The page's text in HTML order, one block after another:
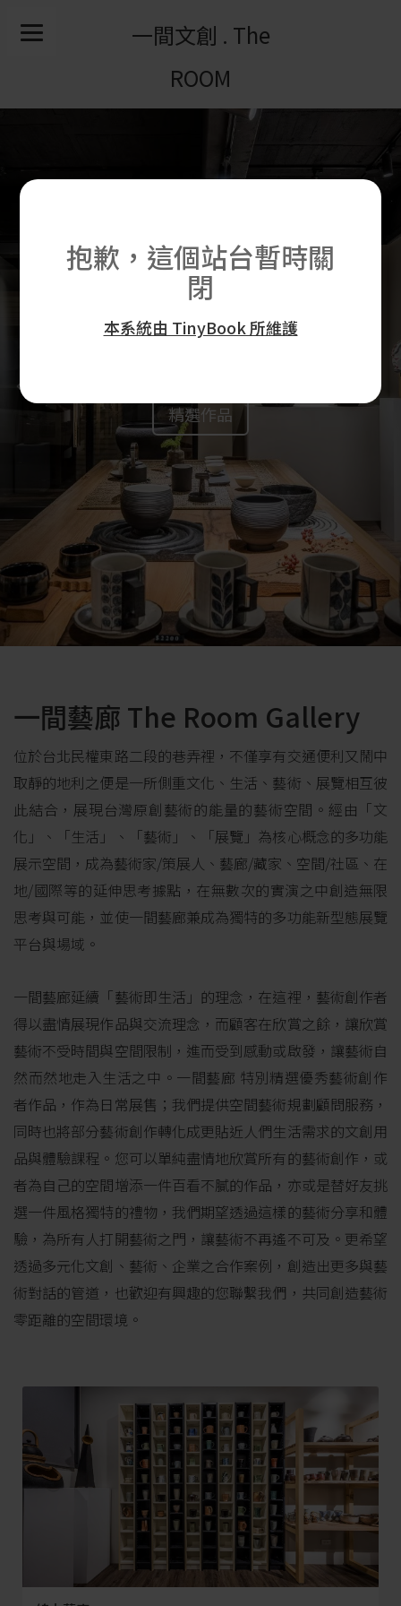
抱歉，這個站台暫時關
閉
本系統由 TinyBook 所維護
一間文創 . The
ROOM
精選作品
一間藝廊 The Room Gallery
位於台北民權東路二段的巷弄裡，不僅享有交通便利又鬧中
取靜的地利之便是一所側重文化、生活、藝術、展覽相互彼
此結合，展現台灣原創藝術的能量的藝術空間。 經由「文
化」、「生活」、「藝術」、「展覽」為核心概念的多功能
展示空間，成為藝術家/策展人、藝廊/藏家、空間/社區、在
地/國際等的延伸思考據點，在無數次的實演之中創造無限
思考與可能，並使一間藝廊兼成為獨特的多功能新型態展覽
平台與場域。
一間藝廊延續「藝術即生活」的理念，在這裡，藝術創作者
得以盡情展現作品與交流理念，而顧客在欣賞之餘，讓欣賞
藝術不受時間與空間限制，進而受到感動或啟發，讓藝術自
然而然地走入生活之中。一間藝廊 特別精選優秀藝術創作
者作品，作為日常展售；我們提供空間藝術規劃顧問服務，
同時也將部分藝術創作轉化成更貼近人們生活需求的文創用
品與體驗課程。您可以單純盡情地欣賞所有的藝術創作，或
者為自己的空間增添一件百看不膩的作品，亦或是替好友挑
選一件風格獨特的禮物，我們期望透過這樣的藝術分享和體
驗，為所有人打開藝術之門，讓藝術不再遙不可及。更希望
透過多元化文創、藝術、企業之合作案例，創造出更多與藝
術對話的管道，也歡迎有興趣的您聯繫我們，共同創造藝術
零距離的空間環境。